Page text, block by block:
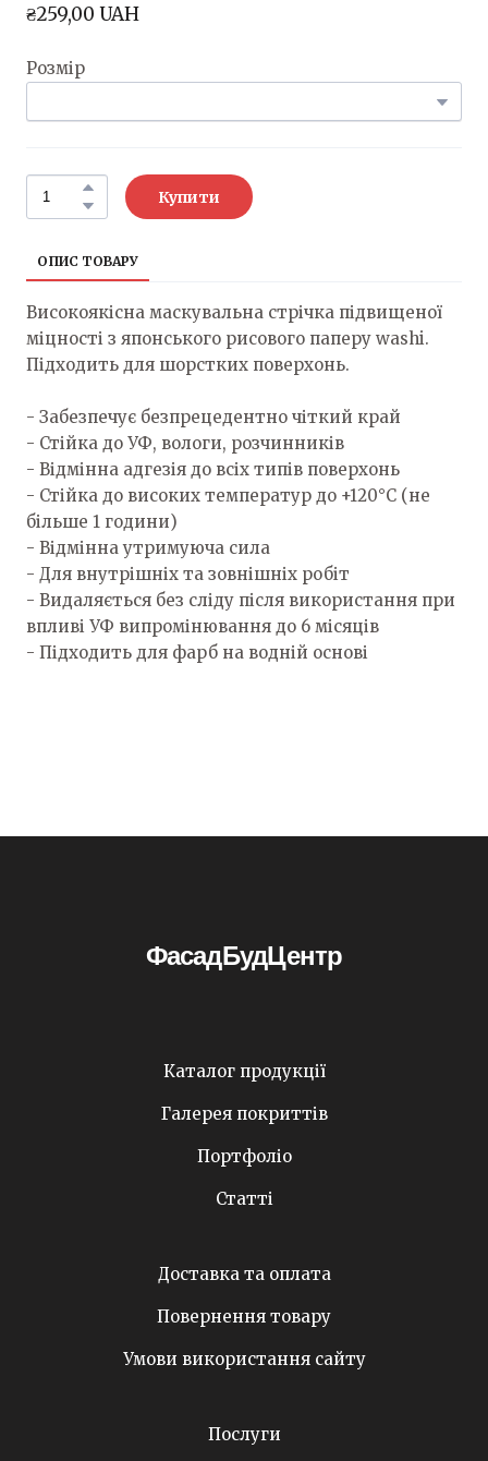
₴259,00 UAH
Розмір
Купити
ОПИС ТОВАРУ
Високоякісна маскувальна стрічка підвищеної
міцності з японського рисового паперу washi.
Підходить для шорстких поверхонь.
- Забезпечує безпрецедентно чіткий край
- Стійка до УФ, вологи, розчинників
- Відмінна адгезія до всіх типів поверхонь
- Стійка до високих температур до +120°C (не
більше 1 години)
- Відмінна утримуюча сила
- Для внутрішніх та зовнішніх робіт
- Видаляється без сліду після використання при
впливі УФ випромінювання до 6 місяців
- Підходить для фарб на водній основі
ФасадБудЦентр
Каталог продукції
Галерея покриттів
Портфоліо
Статті
Доставка та оплата
Повернення товару
Умови використання сайту
Послуги